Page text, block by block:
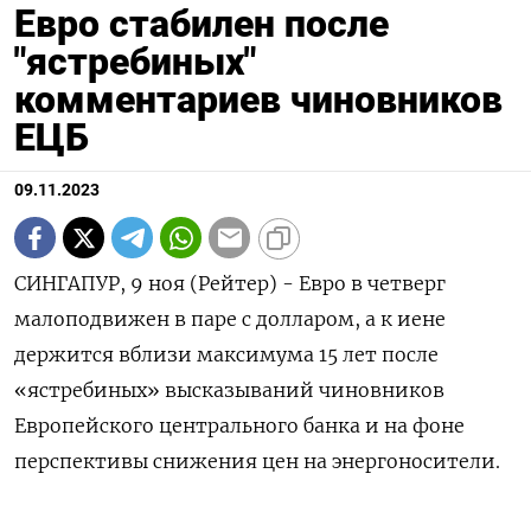
Евро стабилен после
"ястребиных"
комментариев чиновников
ЕЦБ
09.11.2023
СИНГАПУР, 9 ноя (Рейтер) - Евро в четверг
малоподвижен в паре с долларом, а к иене
держится вблизи максимума 15 лет после
«ястребиных» высказываний чиновников
Европейского центрального банка и на фоне
перспективы снижения цен на энергоносители.